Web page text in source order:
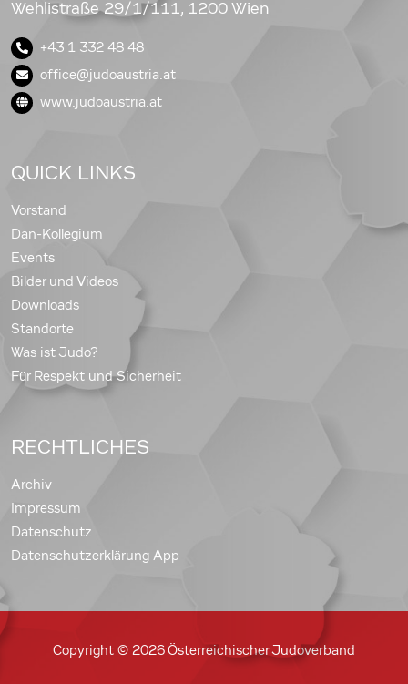
Wehlistraße 29/1/111, 1200 Wien
+43 1 332 48 48
office@judoaustria.at
www.judoaustria.at
QUICK LINKS
Vorstand
Dan-Kollegium
Events
Bilder und Videos
Downloads
Standorte
Was ist Judo?
Für Respekt und Sicherheit
RECHTLICHES
Archiv
Impressum
Datenschutz
Datenschutzerklärung App
Copyright © 2026 Österreichischer Judoverband